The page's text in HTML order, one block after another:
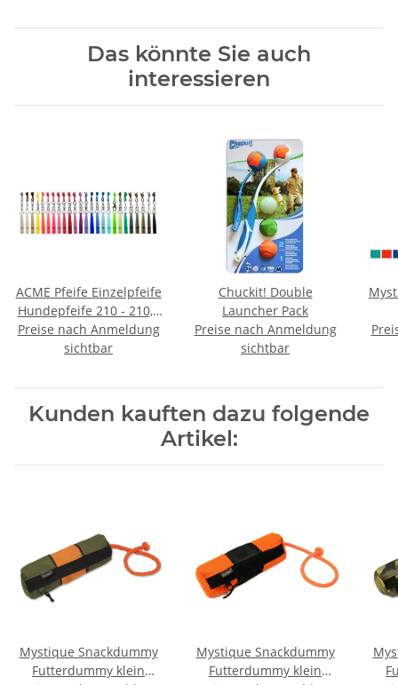
Das könnte Sie auch
interessieren
ACME Pfeife Einzelpfeife
Hundepfeife 210 - 210,5
- 211,5 - 212
Preise nach Anmeldung
sichtbar
Chuckit! Double
Launcher Pack
Preise nach Anmeldung
sichtbar
Kunden kauften dazu folgende
Artikel:
Mystique Snackdummy
Futterdummy klein
Mystique Snackdummy
Futterdummy klein